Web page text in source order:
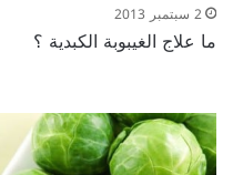
2 سبتمبر 2013
ما علاج الغيبوبة الكبدية ؟